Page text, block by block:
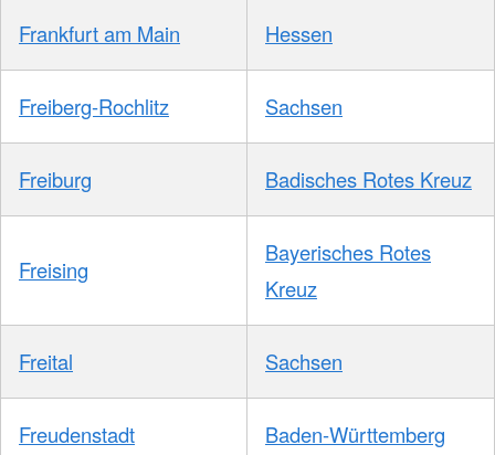
Frankfurt am Main Hessen
Freiberg-Rochlitz Sachsen
Freiburg Badisches Rotes Kreuz
Freising
Bayerisches Rotes
Kreuz
Freital Sachsen
Freudenstadt Baden-Württemberg